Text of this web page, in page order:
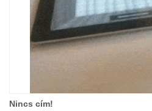
Nincs cím!